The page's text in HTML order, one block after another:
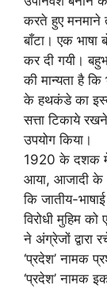
करते हुए मनमाने
बाँटा। एक भाषा
कर दी गयी।
की मान्यता है
के हथकंडे का
सत्ता टिकाये
उपयोग किया।
1920 के दशक में
आया, आजादी के
कि जातीय-
विरोधी मुहिम
ने अंग्रेजों द्वारा
‘प्रदेश’ नामक
‘प्रदेश’ नामक